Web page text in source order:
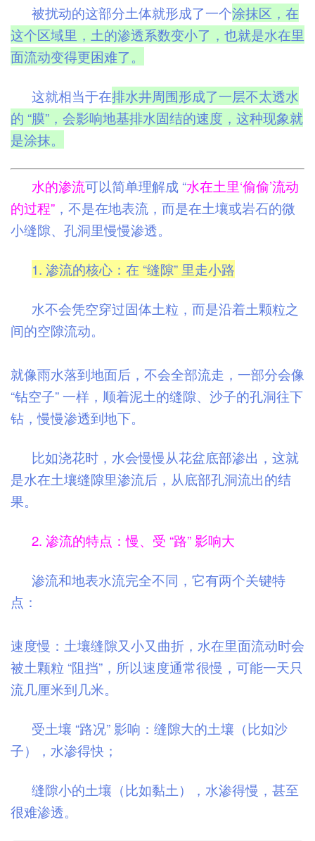
被扰动的这部分土体就形成了一个涂抹区，在
这个区域里，土的渗透系数变小了，也就是水在里
面流动变得更困难了。
这就相当于在排水井周围形成了一层不太透水
的 “膜”，会影响地基排水固结的速度，这种现象就
是涂抹。
水的渗流可以简单理解成 “水在土里‘偷偷’流动
的过程” ，不是在地表流，而是在土壤或岩石的微
小缝隙、孔洞里慢慢渗透。
1. 渗流的核心：在 “缝隙” 里走小路
水不会凭空穿过固体土粒，而是沿着土颗粒之
间的空隙流动。
就像雨水落到地面后，不会全部流走，一部分会像
“钻空子” 一样，顺着泥土的缝隙、沙子的孔洞往下
钻，慢慢渗透到地下。
比如浇花时，水会慢慢从花盆底部渗出，这就
是水在土壤缝隙里渗流后，从底部孔洞流出的结
果。
2. 渗流的特点：慢、受 “路” 影响大
渗流和地表水流完全不同，它有两个关键特
点：
速度慢：土壤缝隙又小又曲折，水在里面流动时会
被土颗粒 “阻挡”，所以速度通常很慢，可能一天只
流几厘米到几米。
受土壤 “路况” 影响：缝隙大的土壤（比如沙
子），水渗得快；
缝隙小的土壤（比如黏土），水渗得慢，甚至
很难渗透。